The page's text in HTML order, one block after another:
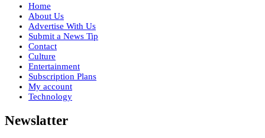
Home
About Us
Advertise With Us
Submit a News Tip
Contact
Culture
Entertainment
Subscription Plans
My account
Technology
Newslatter